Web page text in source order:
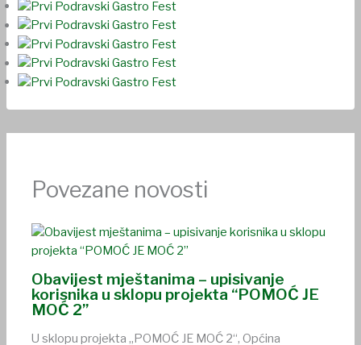
Povezane novosti
Obavijest mještanima – upisivanje
korisnika u sklopu projekta “POMOĆ JE
MOĆ 2”
U sklopu projekta „POMOĆ JE MOĆ 2“, Općina